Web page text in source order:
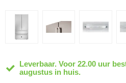
Leverbaar. Voor 22.00 uur
augustus in huis.